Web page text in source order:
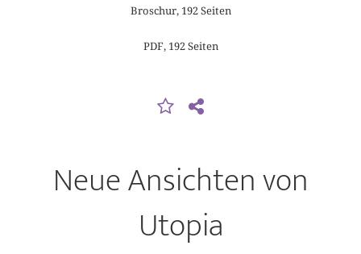
Broschur, 192 Seiten
PDF, 192 Seiten
Neue Ansichten von
Utopia